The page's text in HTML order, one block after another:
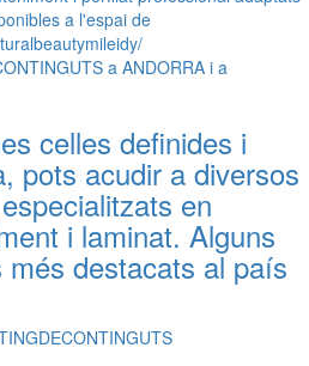
a ANDORRA i a
celles definides i
pots acudir a diversos
en
i laminat. Alguns
destacats al país